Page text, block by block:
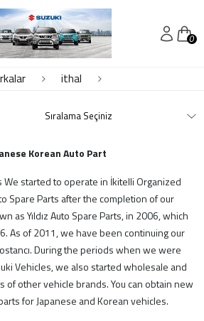
0
ithal
Korean Auto Part
We started to operate in İkitelli Organized
Spare Parts after the completion of our
as Yıldız Auto Spare Parts, in 2006, which
As of 2011, we have been continuing our
During the periods when we were
Vehicles, we also started wholesale and
of other vehicle brands. You can obtain new
for Japanese and Korean vehicles.